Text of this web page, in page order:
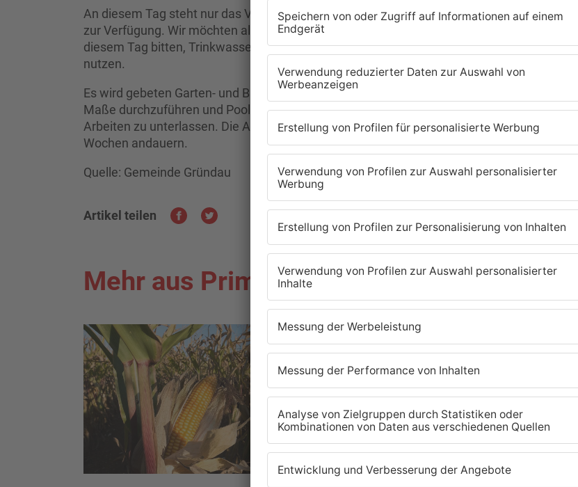
An diesem Tag steht nur das Volumen des Hochbehälters Hain-Gründau für die Versorgung
zur Verfügung. Wir möchten alle Bürgerinnen und Bürger in Hain-Gründau gerade an
diesem Tag bitten, Trinkwasser zu sparen und nur für den menschlichen Gebrauch zu
nutzen.
Es wird gebeten Garten- und Blumenbewässerungen nur in dem absolut notwendigen
Maße durchzuführen und Pool-Befüllungen, Autowäschen oder sonstige wasserintensive
Arbeiten zu unterlassen. Die Arbeiten an der Zubringerleitung werden voraussichtlich 2- 3
Wochen andauern.
Quelle: Gemeinde Gründau
Artikel teilen
Mehr aus Primaveraland